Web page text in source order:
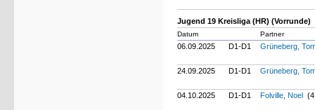
Jugend 19 Kreisliga (HR) (Vorrunde)
Datum Partner
06.09.2025 D1-D1 Grüneberg,
24.09.2025 D1-D1 Grüneberg,
04.10.2025 D1-D1 Folville, Noel